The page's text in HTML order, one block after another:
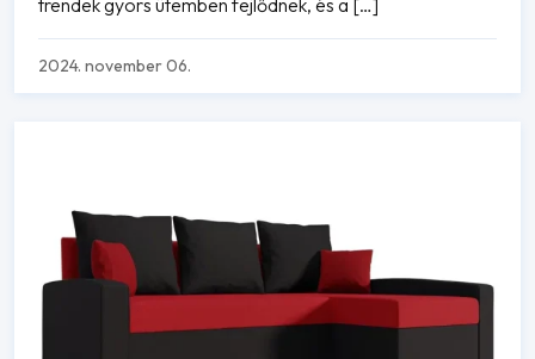
trendek gyors ütemben fejlődnek, és a […]
2024. november 06.